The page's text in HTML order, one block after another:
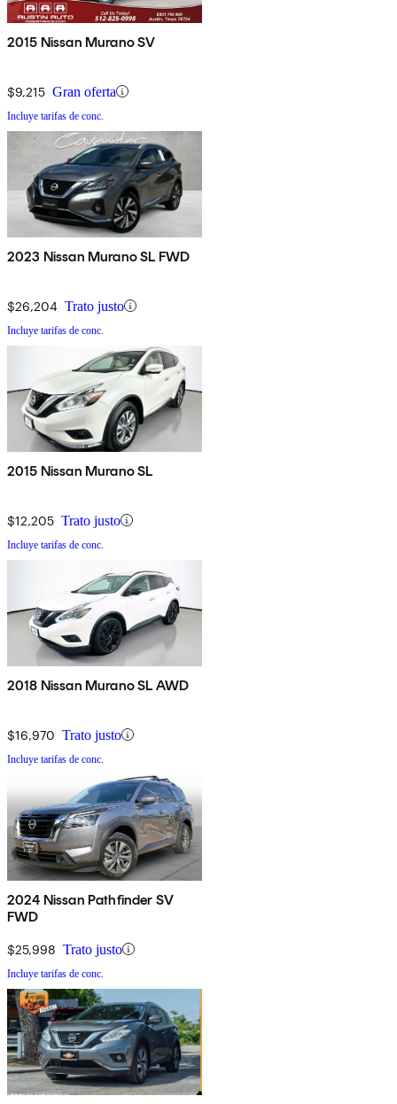
2015 Nissan Murano SV
$9,215 Gran oferta
Incluye tarifas de conc.
2023 Nissan Murano SL FWD
$26,204 Trato justo
Incluye tarifas de conc.
2015 Nissan Murano SL
$12,205 Trato justo
Incluye tarifas de conc.
2018 Nissan Murano SL AWD
$16,970 Trato justo
Incluye tarifas de conc.
2024 Nissan Pathfinder SV
FWD
$25,998 Trato justo
Incluye tarifas de conc.